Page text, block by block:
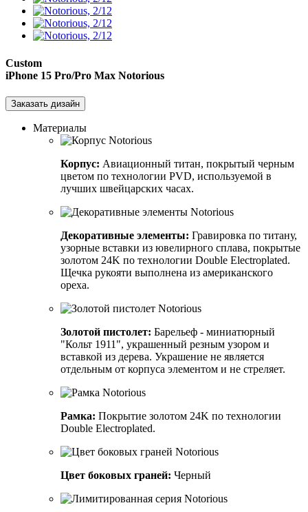
Custom
iPhone 15 Pro/Pro Max Notorious
Заказать дизайн
Материалы
Корпус: Авиационный титан, покрытый черным
цветом по технологии PVD, используемой в
лучших швейцарских часах.
Декоративные элементы: Гравировка по титану,
узорные вставки из ювелирного сплава, покрытые
золотом 24K по технологии Double Electroplated.
Щечка рукояти выполнена из американского
ореха.
Золотой пистолет: Барельеф - миниатюрный
"Кольт 1911", украшенный резным узором и
вставкой из дерева. Украшение не является
отдельным от корпуса элементом и не стреляет.
Рамка: Покрытие золотом 24K по технологии
Double Electroplated.
Цвет боковых граней: Черный